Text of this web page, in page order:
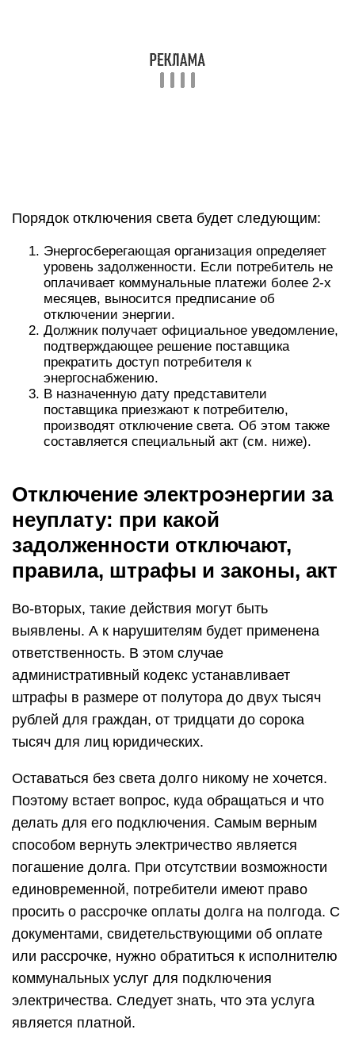
правила, штрафы и законы, акт
рублей для граждан, от тридцати до сорока
Оставаться без света долго никому не хочется.
Поэтому встает вопрос, куда обращаться и что
делать для его подключения. Самым верным
способом вернуть электричество является
погашение долга. При отсутствии возможности
единовременной, потребители имеют право
просить о рассрочке оплаты долга на полгода. С
документами, свидетельствующими об оплате
или рассрочке, нужно обратиться к исполнителю
электричества. Следует знать, что эта услуга
является платной.
Судебная практика
Нередко граждане обращаются в суды для
признания действий электросетевых компаний
незаконными, взыскания морального ущерба и
расходов.
Суды обычно принимают сторону истцов, и это
подтверждают несколько решений:
Решение № 2-2208/2019 2-
2208/2019~М-809/2019 М-809/2019 от 21 июня
2020 г. по делу № 2-2208/2019;
Решение № 2-108/2019 2-108/2019~М-8/2019
М-8/2019 от 28 июня 2019 г. по делу № 2-
108/2019;
Решение № 2-1768/2019 2-
1768/2019~М-993/2019 М-993/2019 от 27 июня
2020 г. по делу № 2-1768/2019.